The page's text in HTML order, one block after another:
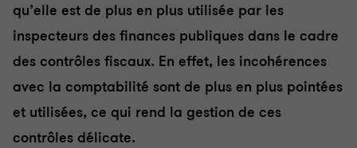
qu’elle est de plus en plus utilisée par les
inspecteurs des finances publiques dans le cadre
des contrôles fiscaux. En effet, les incohérences
avec la comptabilité sont de plus en plus pointées
et utilisées, ce qui rend la gestion de ces
contrôles délicate.